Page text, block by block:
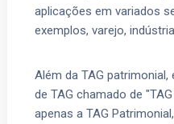
aplicações em variados
exemplos, varejo,
Além da TAG
de TAG chamado de
apenas a TAG